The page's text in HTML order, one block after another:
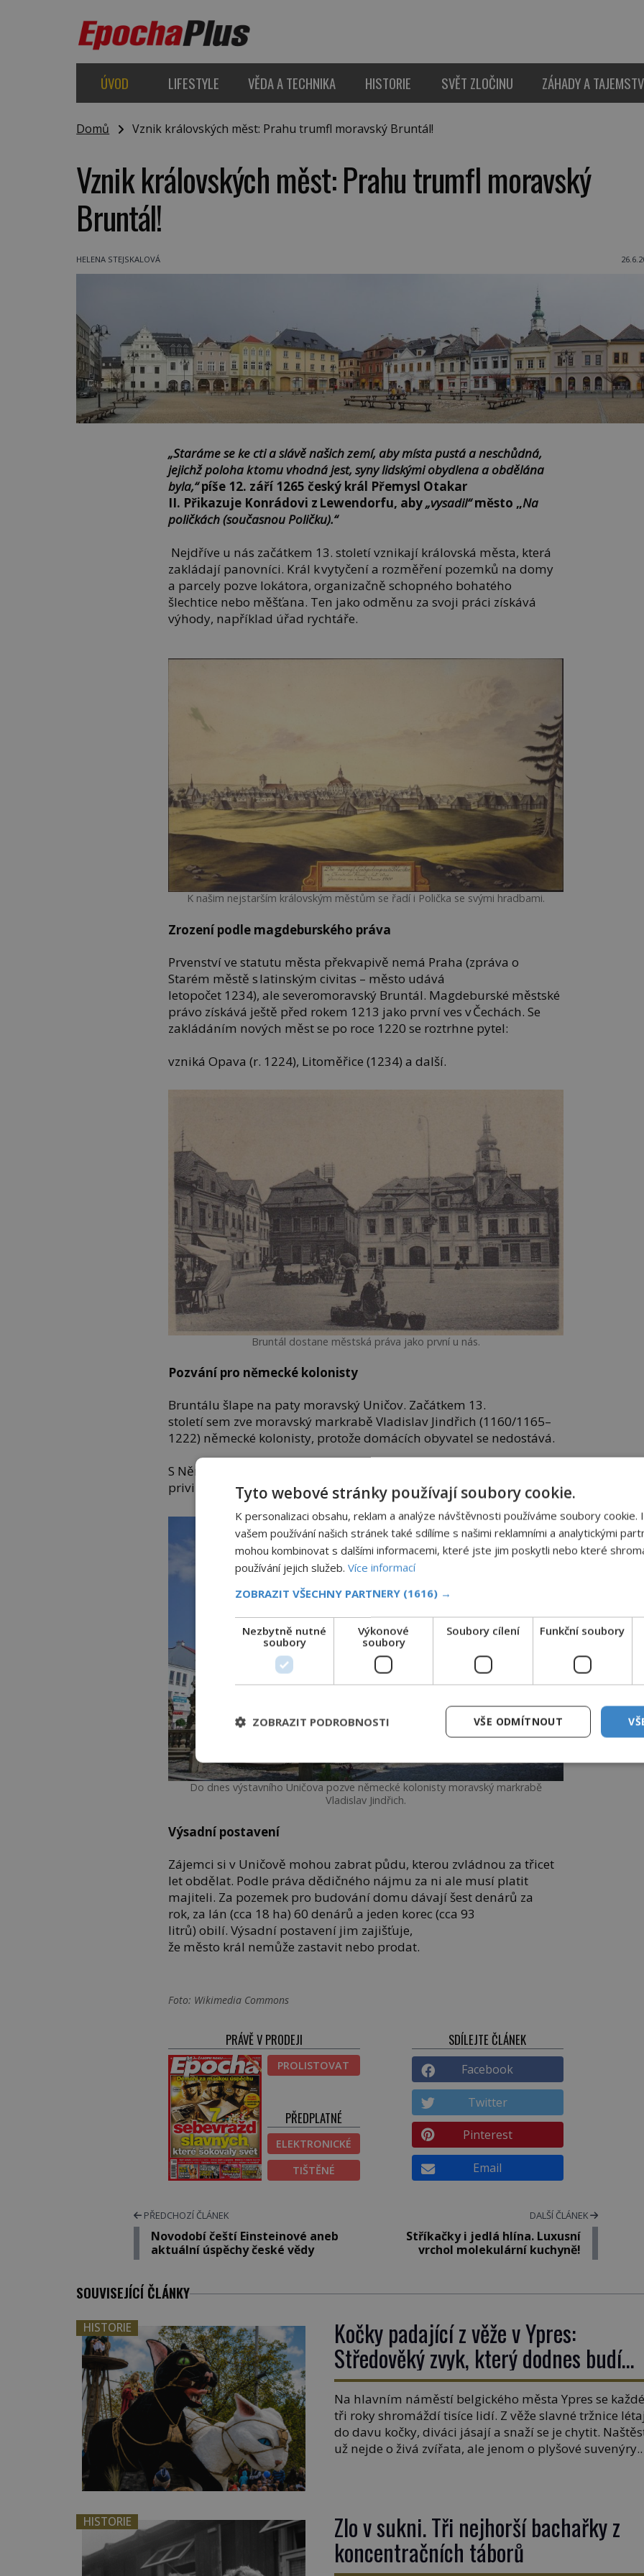
ÚVOD LIFESTYLE VĚDA A TECHNIKA HISTORIE SVĚT ZLOČINU ZÁHADY A
Domů Vznik královských měst: Prahu trumfl moravský Bruntál!
Vznik královských měst: Prahu trumfl moravský
Bruntál!
HELENA STEJSKALOVÁ
„Staráme se ke cti a slávě našich zemí, aby místa pustá a neschůdná,
jejichž poloha k tomu vhodná jest, syny lidskými obydlena a obdělána
byla,“píše 12. září 1265 český král Přemysl Otakar
II. Přikazuje Konrádovi z Lewendorfu, aby„vysadil“město „Na
poličkách (současnou Poličku).“
Nejdříve u nás začátkem 13. století vznikají královská města, která
zakládají panovníci. Král k vytyčení a rozměření pozemků na domy
a parcely pozve lokátora, organizačně schopného bohatého
šlechtice nebo měšťana. Ten jako odměnu za svoji práci získává
výhody, například úřad rychtáře.
K našim nejstarším královským městům se řadí i Polička se svými hradbami.
Zrození podle magdeburského práva
Prvenství ve statutu města překvapivě nemá Praha (zpráva o
Starém městě s latinským civitas – město udává
letopočet 1234), ale severomoravský Bruntál. Magdeburské městské
právo získává ještě před rokem 1213 jako první ves v Čechách. Se
zakládáním nových měst se po roce 1220 se roztrhne pytel:
vzniká Opava (r. 1224), Litoměřice (1234) a další.
Bruntál dostane městská práva jako první u nás.
Pozvání pro německé kolonisty
Bruntálu šlape na paty moravský Uničov. Začátkem 13.
století sem zve moravský markrabě Vladislav Jindřich (1160/1165–
1222) německé kolonisty, protože domácích obyvatel se nedostává.
S Němcem Dětřichem uzavírá smlouvu o vytyčení města. Uničovské
privilegium má datum 1223.
Do dnes výstavního Uničova pozve německé kolonisty moravský markrabě
Vladislav Jindřich.
Výsadní postavení
Zájemci si v Uničově mohou zabrat půdu, kterou zvládnou za třicet
let obdělat. Podle práva dědičného nájmu za ni ale musí platit
majiteli. Za pozemek pro budování domu dávají šest denárů za
rok, za lán (cca 18 ha) 60 denárů a jeden korec (cca 93
litrů) obilí. Výsadní postavení jim zajišťuje,
že město král nemůže zastavit nebo prodat.
Foto: Wikimedia Commons
PRÁVĚ V PRODEJI
PROLISTOVAT
PŘEDPLATNÉ
ELEKTRONICKÉ
TIŠTĚNÉ
SDÍLEJTE ČLÁNEK
Facebook
Twitter
Pinterest
Email
PŘEDCHOZÍ ČLÁNEK
Novodobí čeští Einsteinové aneb
aktuální úspěchy české vědy
DALŠÍ ČLÁNEK
Stříkačky i jedlá hlína. Luxusní
vrchol molekulární kuchyně!
SOUVISEJÍCÍ ČLÁNKY
HISTORIE Kočky padající z věže v Ypres:
Středověký zvyk, který dodnes budí
rozpaky
Na hlavním náměstí belgického města Ypres se každé
tři roky shromáždí tisíce lidí. Z věže slavné tržnice
do davu kočky, diváci jásají a snaží se je chytit.
už nejde o živá zvířata, ale jenom o plyšové suvenýry.
HISTORIE Zlo v sukni. Tři nejhorší bachařky z
koncentračních táborů
Tyto webové stránky používají soubory cookie.
K personalizaci obsahu, reklam a analýze návštěvnosti používáme soubory cookie.
vašem používání našich stránek také sdílíme s našimi reklamními a analytickými
mohou kombinovat s dalšími informacemi, které jste jim poskytli nebo které
používání jejich služeb. Více informací
ZOBRAZIT VŠECHNY PARTNERY (1616) →
Nezbytně nutné
soubory
Výkonové
soubory
Soubory cílení Funkční soubory
VŠE ODMÍTNOUT
ZOBRAZIT PODROBNOSTI